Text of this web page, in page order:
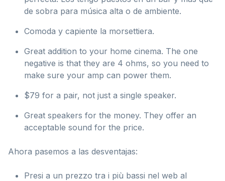
de sobra para música alta o de ambiente.
Comoda y capiente la morsettiera.
Great addition to your home cinema. The one
negative is that they are 4 ohms, so you need to
make sure your amp can power them.
$79 for a pair, not just a single speaker.
Great speakers for the money. They offer an
acceptable sound for the price.
Ahora pasemos a las desventajas:
Presi a un prezzo tra i più bassi nel web al